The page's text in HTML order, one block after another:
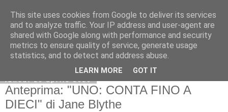
lunedì 20 aprile 2020
Anteprima: "UNO: CONTA FINO A
DIECI" di Jane Blythe
This site uses cookies from Google to deliver its services
and to analyze traffic. Your IP address and user-agent are
shared with Google along with performance and security
metrics to ensure quality of service, generate usage
statistics, and to detect and address abuse.
LEARN MORE GOT IT